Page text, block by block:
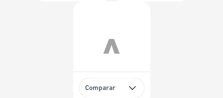
Comparar